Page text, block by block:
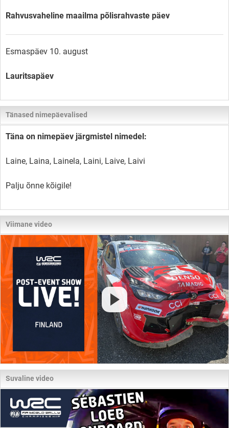
Rahvusvaheline maailma põlisrahvaste päev
Esmaspäev 10. august
Lauritsapäev
Tänased nimepäevalised
Täna on nimepäev järgmistel nimedel:
Laine, Laina, Lainela, Laini, Laive, Laivi
Palju õnne kõigile!
Viimane video
Suvaline video